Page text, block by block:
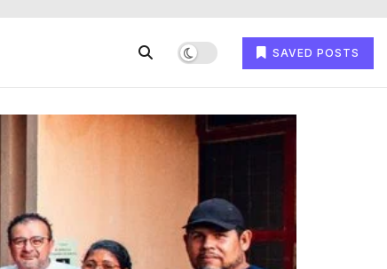
SAVED POSTS